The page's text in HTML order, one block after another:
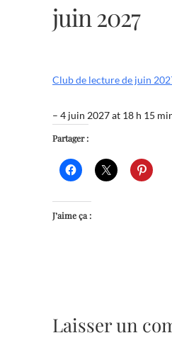
juin 2027
Club de lecture de juin
– 4 juin 2027 at 18 h 15
Partager :
J’aime ça :
Laisser un